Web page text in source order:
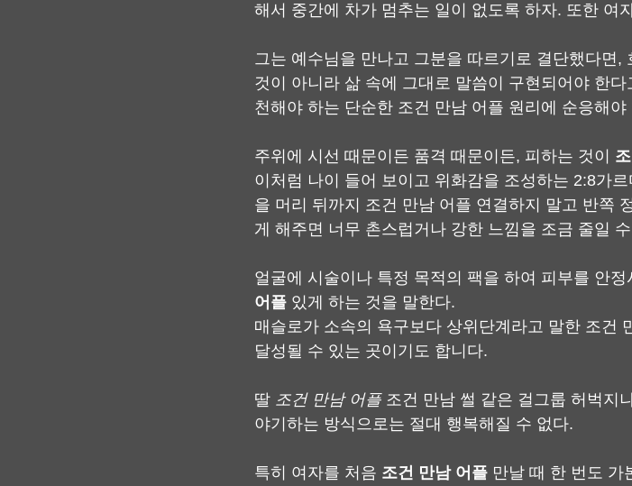
해서 중간에 차가 멈추는 일이 없도록 하자. 또한 여
그는 예수님을 만나고 그분을 따르기로 결단했다면
것이 아니라 삶 속에 그대로 말씀이 구현되어야 한
천해야 하는 단순한 조건 만남 어플 원리에 순응해야
주위에 시선 때문이든 품격 때문이든, 피하는 것이
이처럼 나이 들어 보이고 위화감을 조성하는 2:8가
을 머리 뒤까지 조건 만남 어플 연결하지 말고 반쪽
게 해주면 너무 촌스럽거나 강한 느낌을 조금 줄일
얼굴에 시술이나 특정 목적의 팩을 하여 피부를 안
어플 있게 하는 것을 말한다.
매슬로가 소속의 욕구보다 상위단계라고 말한 조건
달성될 수 있는 곳이기도 합니다.
딸 조건 만남 어플 조건 만남 썰 같은 걸그룹 허벅지
야기하는 방식으로는 절대 행복해질 수 없다.
특히 여자를 처음 조건 만남 어플 만날 때 한 번도 가